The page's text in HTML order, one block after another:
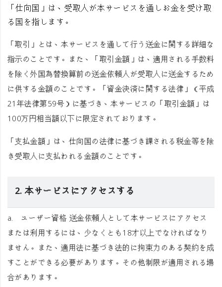
「仕向国」 は、受取人が本サービスを通しお金を受け取
る国を指します。
「取引」 とは、本サービスを通して行う送金に関する詳細な
指示のことです。また、 「取引金額」 は、適用される手数料
を除く外国為替換算前の送金依頼人が受取人に送金するため
に供する金額のことです。「資金決済に関する法律」（平成
21年法律第59号）に基づき、本サービスの 「取引金額」 は
100万円相当額以下に限定されております。
「支払金額」 は、仕向国の法律に基づき課される税金等を除
き受取人に支払われる金額のことです。
2. 本サービスにアクセスする
a. ユーザー資格送金依頼人として本サービスにアクセス
または利用するには、少なくとも18才以上でなければなり
ません。また、適用法に基づき法的に拘束力のある契約を成
すことができる必要があります。その他制限が適用される場
合があります。